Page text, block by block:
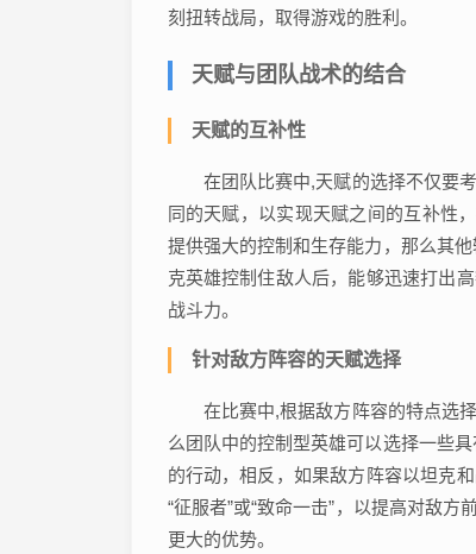
刻扭转战局，取得游戏的胜利。
天赋与团队战术的结合
天赋的互补性
在团队比赛中,天赋的选择不仅要
同的天赋，以实现天赋之间的互补性
提供强大的控制和生存能力，那么其
克英雄控制住敌人后，能够迅速打出
战斗力。
针对敌方阵容的天赋选择
在比赛中,根据敌方阵容的特点选
么团队中的控制型英雄可以选择一些
的行动，相反，如果敌方阵容以坦克
“征服者”或“致命一击”，以提高对敌
更大的优势。